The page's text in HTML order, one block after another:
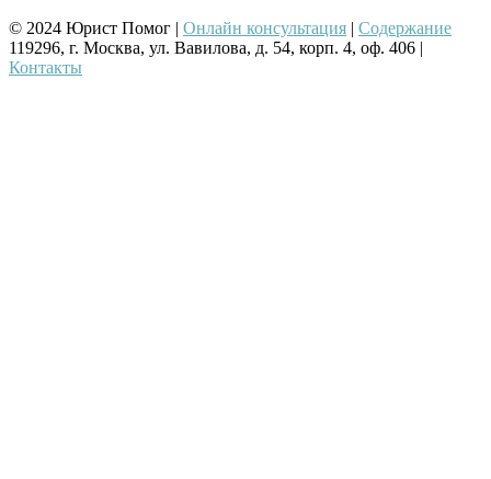
© 2024 Юрист Помог | Онлайн консультация | Содержание
119296, г. Москва, ул. Вавилова, д. 54, корп. 4, оф. 406 |
Контакты